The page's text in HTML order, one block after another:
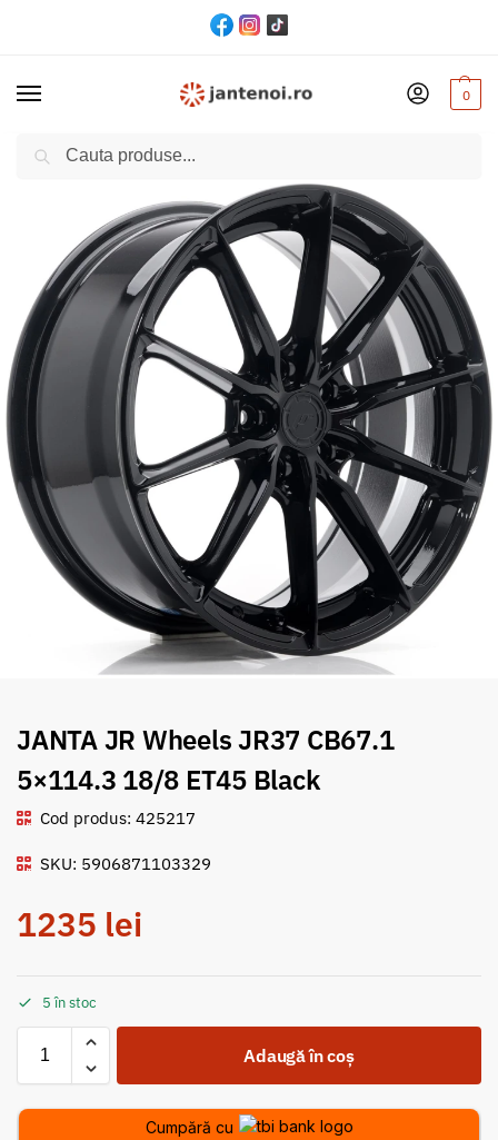
0
Acasă Jante / JANTA JR Wheels JR37 CB67.1 5×114.3 18/8 ET45 Black
JANTA JR Wheels JR37 CB67.1
5×114.3 18/8 ET45 Black
Cod produs: 425217
SKU: 5906871103329
1235 lei
5 în stoc
Adaugă în coș
Cumpără cu